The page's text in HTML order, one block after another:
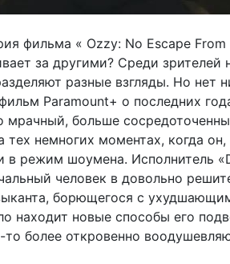
фильма « Ozzy: No Escape
за другими? Среди зрителей
разные взгляды. Но нет
Paramount+ о последних
мрачный, больше
тех немногих моментах, когда
в режим шоумена. Исполнитель
человек в довольно
борющегося с
находит новые способы его
более откровенно